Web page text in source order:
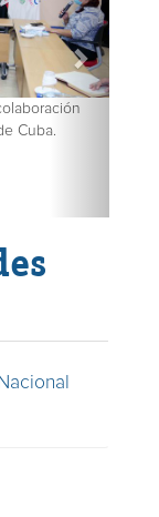
Cuba.